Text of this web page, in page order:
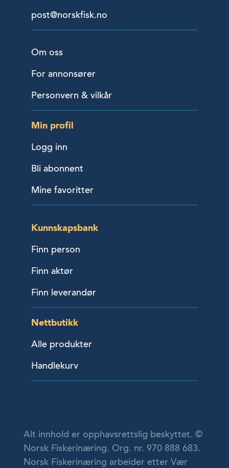
post@norskfisk.no
Om oss
For annonsører
Personvern & vilkår
Min profil
Logg inn
Bli abonnent
Mine favoritter
Kunnskapsbank
Finn person
Finn aktør
Finn leverandør
Nettbutikk
Alle produkter
Handlekurv
Alt innhold er opphavsrettslig beskyttet. ©
Norsk Fiskerinæring. Org. nr. 970 888 683.
Norsk Fiskerinæring arbeider etter Vær